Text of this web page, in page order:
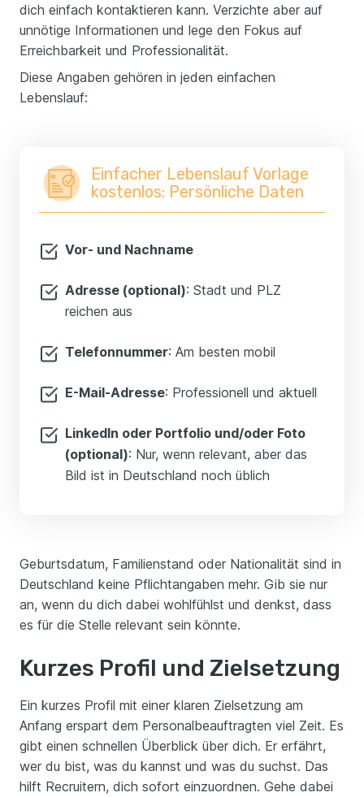
dich einfach kontaktieren kann. Verzichte aber auf
unnötige Informationen und lege den Fokus auf
Erreichbarkeit und Professionalität.
Diese Angaben gehören in jeden einfachen
Lebenslauf:
Einfacher Lebenslauf Vorlage
kostenlos: Persönliche Daten
Vor- und Nachname
Adresse (optional): Stadt und PLZ
reichen aus
Telefonnummer: Am besten mobil
E-Mail-Adresse: Professionell und aktuell
LinkedIn oder Portfolio und/oder Foto
(optional): Nur, wenn relevant, aber das
Bild ist in Deutschland noch üblich
Geburtsdatum, Familienstand oder Nationalität sind in
Deutschland keine Pflichtangaben mehr. Gib sie nur
an, wenn du dich dabei wohlfühlst und denkst, dass
es für die Stelle relevant sein könnte.
Kurzes Profil und Zielsetzung
Ein kurzes Profil mit einer klaren Zielsetzung am
Anfang erspart dem Personalbeauftragten viel Zeit. Es
gibt einen schnellen Überblick über dich. Er erfährt,
wer du bist, was du kannst und was du suchst. Das
hilft Recruitern, dich sofort einzuordnen. Gehe dabei